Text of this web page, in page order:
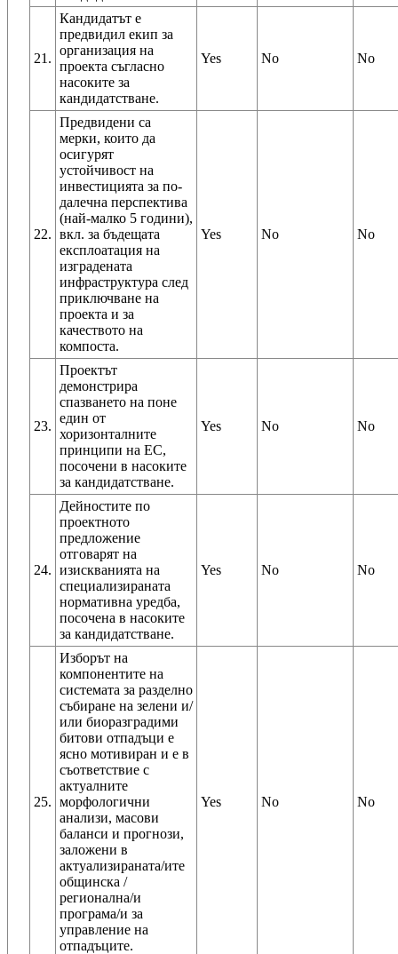
21.
Кандидатът е
предвидил екип за
организация на
проекта съгласно
насоките за
кандидатстване.
Yes No No
22.
Предвидени са
мерки, които да
осигурят
устойчивост на
инвестицията за по-
далечна перспектива
(най-малко 5 години),
вкл. за бъдещата
експлоатация на
изградената
инфраструктура след
приключване на
проекта и за
качеството на
компоста.
Yes No No
23.
Проектът
демонстрира
спазването на поне
един от
хоризонталните
принципи на ЕС,
посочени в насоките
за кандидатстване.
Yes No No
24.
Дейностите по
проектното
предложение
отговарят на
изискванията на
специализираната
нормативна уредба,
посочена в насоките
за кандидатстване.
Yes No No
25.
Изборът на
компонентите на
системата за разделно
събиране на зелени и/
или биоразградими
битови отпадъци е
ясно мотивиран и е в
съответствие с
актуалните
морфологични
анализи, масови
баланси и прогнози,
заложени в
актуализираната/ите
общинска /
регионална/и
програма/и за
управление на
отпадъците.
Yes No No